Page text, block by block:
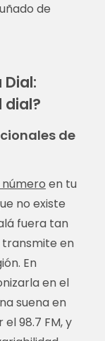
de
dial?
de
en tu
no existe
fuera tan
transmite en
En
en el
suena en
el 98.7 FM, y